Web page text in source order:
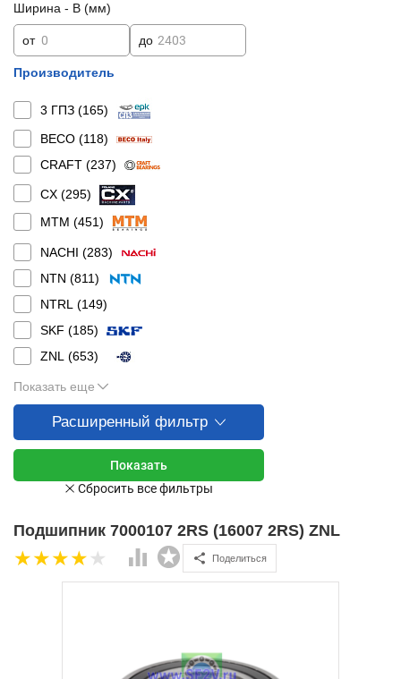
Ширина - B (мм)
от до
Производитель
3 ГПЗ (165)
BECO (118)
CRAFT (237)
CX (295)
MTM (451)
NACHI (283)
NTN (811)
NTRL (149)
SKF (185)
ZNL (653)
Показать еще
Расширенный фильтр
Подшипник 7000107 2RS (16007 2RS) ZNL
Поделиться